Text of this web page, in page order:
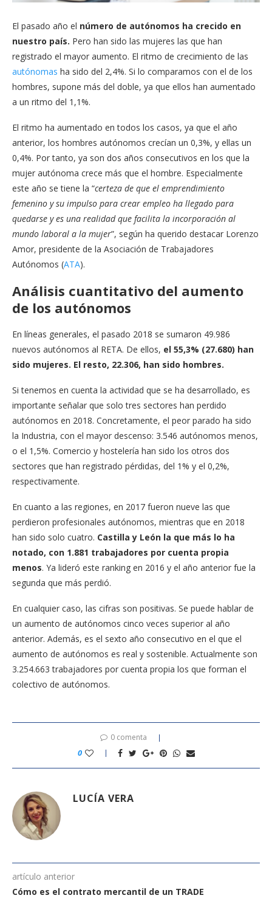
El pasado año el número de autónomos ha crecido en
nuestro país. Pero han sido las mujeres las que han
registrado el mayor aumento. El ritmo de crecimiento de las
autónomas ha sido del 2,4%. Si lo comparamos con el de los
hombres, supone más del doble, ya que ellos han aumentado
a un ritmo del 1,1%.
El ritmo ha aumentado en todos los casos, ya que el año
anterior, los hombres autónomos crecían un 0,3%, y ellas un
0,4%. Por tanto, ya son dos años consecutivos en los que la
mujer autónoma crece más que el hombre. Especialmente
este año se tiene la “certeza de que el emprendimiento
femenino y su impulso para crear empleo ha llegado para
quedarse y es una realidad que facilita la incorporación al
mundo laboral a la mujer”, según ha querido destacar Lorenzo
Amor, presidente de la Asociación de Trabajadores
Autónomos (ATA).
Análisis cuantitativo del aumento
de los autónomos
En líneas generales, el pasado 2018 se sumaron 49.986
nuevos autónomos al RETA. De ellos, el 55,3% (27.680) han
sido mujeres. El resto, 22.306, han sido hombres.
Si tenemos en cuenta la actividad que se ha desarrollado, es
importante señalar que solo tres sectores han perdido
autónomos en 2018. Concretamente, el peor parado ha sido
la Industria, con el mayor descenso: 3.546 autónomos menos,
o el 1,5%. Comercio y hostelería han sido los otros dos
sectores que han registrado pérdidas, del 1% y el 0,2%,
respectivamente.
En cuanto a las regiones, en 2017 fueron nueve las que
perdieron profesionales autónomos, mientras que en 2018
han sido solo cuatro. Castilla y León la que más lo ha
notado, con 1.881 trabajadores por cuenta propia
menos. Ya lideró este ranking en 2016 y el año anterior fue la
segunda que más perdió.
En cualquier caso, las cifras son positivas. Se puede hablar de
un aumento de autónomos cinco veces superior al año
anterior. Además, es el sexto año consecutivo en el que el
aumento de autónomos es real y sostenible. Actualmente son
3.254.663 trabajadores por cuenta propia los que forman el
colectivo de autónomos.
0 comenta
0
LUCÍA VERA
artículo anterior
Cómo es el contrato mercantil de un TRADE